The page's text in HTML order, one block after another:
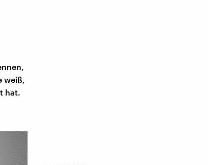
weiß,
hat.